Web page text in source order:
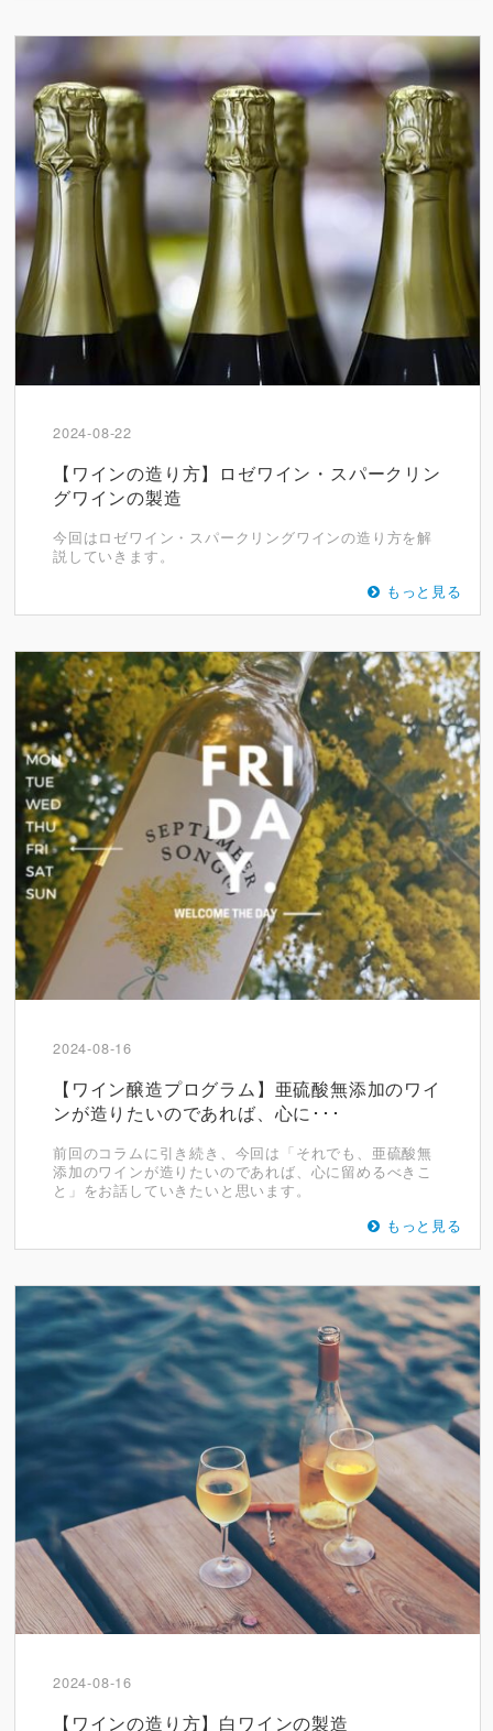
2024-08-22
【ワインの造り方】ロゼワイン・スパークリン
グワインの製造
今回はロゼワイン・スパークリングワインの造り方を解
説していきます。
もっと見る
2024-08-16
【ワイン醸造プログラム】亜硫酸無添加のワイ
ンが造りたいのであれば、心に･･･
前回のコラムに引き続き、今回は「それでも、亜硫酸無
添加のワインが造りたいのであれば、心に留めるべきこ
と」をお話していきたいと思います。
もっと見る
2024-08-16
【ワインの造り方】白ワインの製造